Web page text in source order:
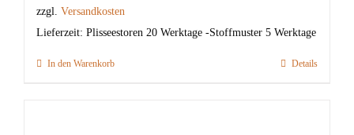
zzgl. Versandkosten
Lieferzeit: Plisseestoren 20 Werktage -Stoffmuster 5 Werktage
In den Warenkorb Details